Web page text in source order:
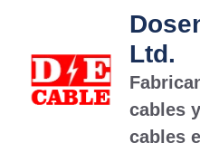
Ltd.
cables
cables